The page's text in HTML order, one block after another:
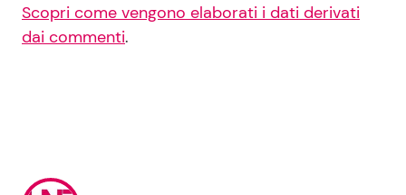
Scopri come vengono elaborati i dati derivati
dai commenti.